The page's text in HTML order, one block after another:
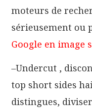
moteurs de
sérieusement ou
Google en image
–Undercut ,
top short sides
distingues,